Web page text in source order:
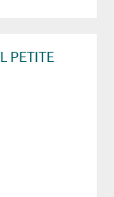
PETITE